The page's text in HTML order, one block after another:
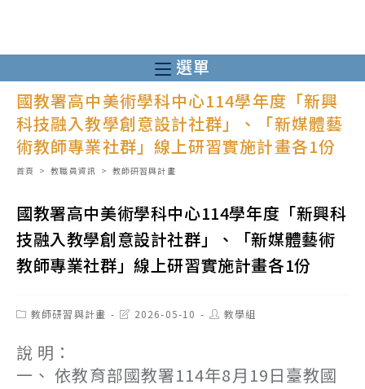
至
主
內
容
選單
國教署高中美術學科中心114學年度「新興
科技融入教學創意設計社群」、「新媒體藝
術教師專業社群」線上研習實施計畫各1份
首頁 > 教職員資訊 > 教師研習與計畫
國教署高中美術學科中心114學年度「新興科
技融入教學創意設計社群」、「新媒體藝術
教師專業社群」線上研習實施計畫各1份
Post教師研習與計畫
Post2026-05-10
Post教學組
說 明：
一、 依教育部國教署114年8月19日臺教國